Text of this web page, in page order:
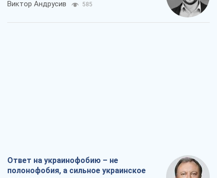
Виктор Андрусив 585
Ответ на украинофобию – не
полонофобия, а сильное украинское